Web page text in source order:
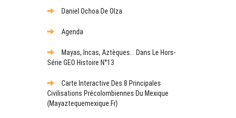
Daniel Ochoa De Olza
Agenda
Mayas, Incas, Aztèques... Dans Le Hors-
Série GEO Histoire N°13
Carte Interactive Des 8 Principales
Civilisations Précolombiennes Du Mexique
(mayaztequemexique.fr)